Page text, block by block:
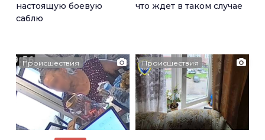
настоящую боевую
саблю
что ждет в таком случае
Происшествия Происшествия